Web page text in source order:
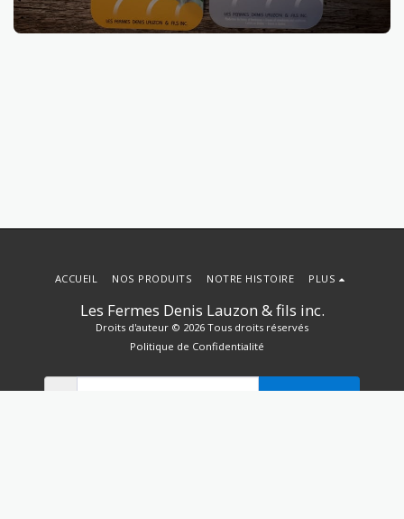
Les Fermes Denis Lauzon & fils inc.
Droits d'auteur © 2026 Tous droits réservés
Politique de Confidentialité
ACCUEIL NOS PRODUITS NOTRE HISTOIRE PLUS
S'ABONNER